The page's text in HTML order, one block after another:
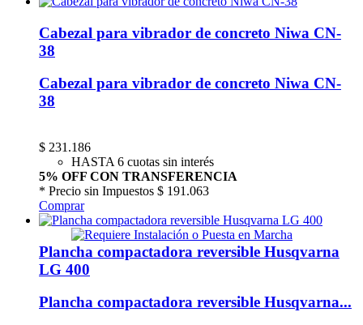
Cabezal para vibrador de concreto Niwa CN-
38
Cabezal para vibrador de concreto Niwa CN-
38
$ 231.186
HASTA 6 cuotas sin interés
5% OFF CON TRANSFERENCIA
* Precio sin Impuestos $ 191.063
Comprar
Plancha compactadora reversible Husqvarna
LG 400
Plancha compactadora reversible Husqvarna...